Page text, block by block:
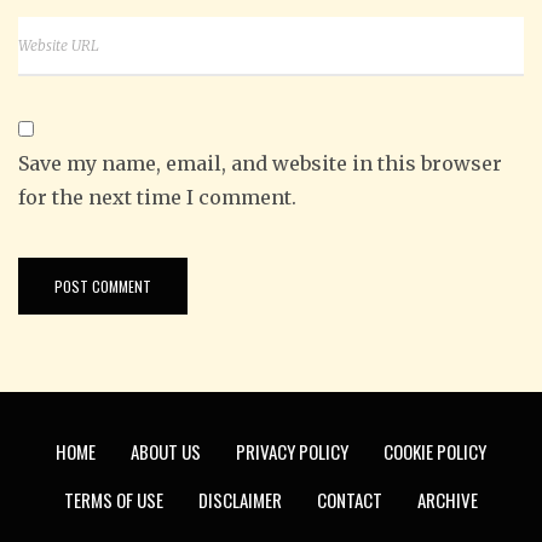
Save my name, email, and website in this browser
for the next time I comment.
HOME ABOUT US PRIVACY POLICY
COOKIE POLICY
TERMS OF USE
DISCLAIMER CONTACT ARCHIVE